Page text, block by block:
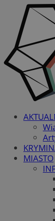
MIASTO